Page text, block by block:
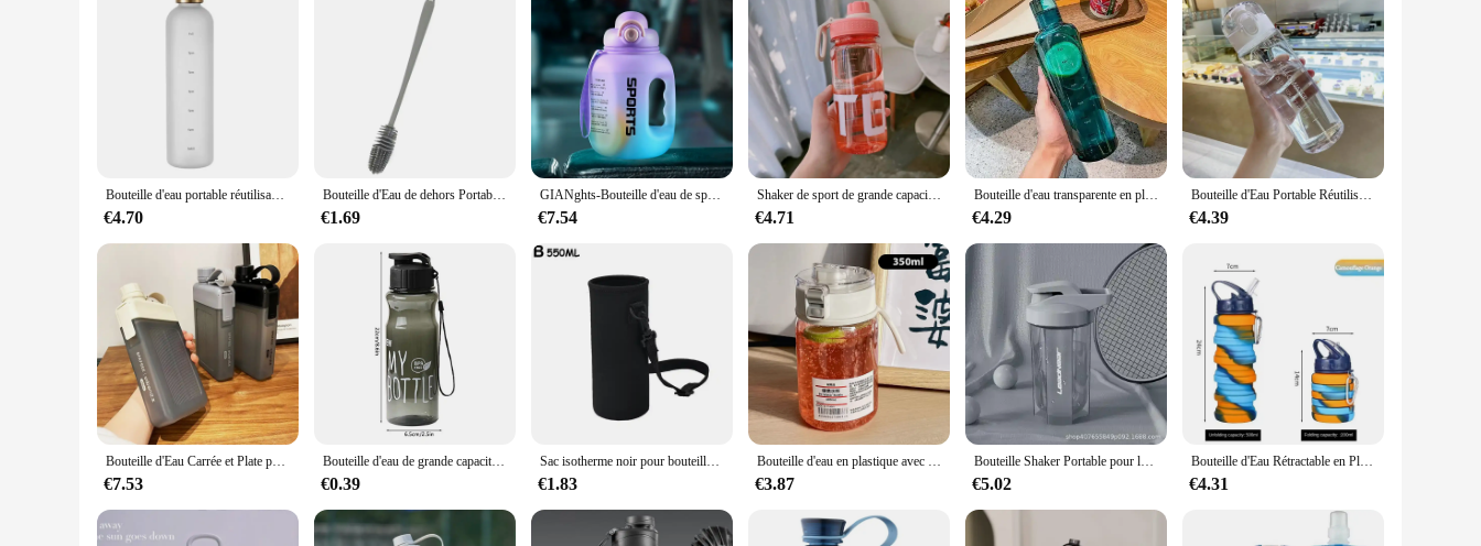
Features:
**Eco-Friendly and Convenient**
The eau hydogene bottles are not just about hydration; they are a statement of environmental consciousness. Made from high-quality, BPA-free plastic, these bottles are designed to be reusable,
reducing the need for single-use plastics and contributing to a greener planet. Their sleek, modern design with a matte finish makes them a stylish addition to any setting, whether it's at home, in the
office, or on the go.
**Durable and Leak-Proof**
Crafted for reliability, the eau hydogene bottles boast a durable, leak-proof construction that ensures your water stays secure and your belongings dry. The robust design stands up to the rigors of daily
use, making them a practical choice for anyone who values convenience without compromising on quality. The 500ml capacity is perfect for staying hydrated throughout the day, whether you're at
work, school, or engaging in outdoor activities.
**Ideal for Wholesale and Vendors**
options to your customers or a vendor looking to stock up on reusable bottles for your retail store, these bottles are an excellent choice. Their versatility and practicality make them a popular choice for
a wide range of scenarios, from promotional events to everyday use.
Bouteille d'eau portable réutilisable en plastique, 1 litre, motivation, sport, HI, marqueur de temps, autocollants, standardisation
€4.70
Bouteille d'Eau de dehors Portable de 380ml, Tasse Carrée Plate, Transparente, pour Voyage, Fitness en Plein Air, Taille A5
€1.69
GIANghts-Bouteille d'eau de sport avec paille, gobelet en plastique portable, grande capacité, voyage en plein air, verres HI
€7.54
Shaker de sport de grande capacité, bouteille d'eau, bouteille de fitness, camping en plein air, escalade, randonnée, bouilloire HI Fashion, nouveau
€4.71
Bouteille d'eau transparente en plastique avec échelle de temps, grande capacité, étanche, goutte, clic de degré, tasse pour sports de plein air, voyage
€4.29
Bouteille d'Eau Portable Réutilisable avec Couvercle Rebondissant pour Enfant et Femme, Gourde de dehors avec Sangle, Cadeau de Fitness, 780ml
€4.39
Bouteille d'Eau Carrée et Plate pour le dehors, Gobelet Portable, Standard, Grande Niche, avec Poignée, pour Ordinateur Portable, HI
€7.53
Bouteille d'eau de grande capacité pour le sport, 03/Boire, Portable, Sûr, Sports, Bons bancs
€0.39
Sac isotherme noir pour bouteille d'eau de sport, étui de tasse, couvercles de tasse, Electrolux, 420 ml-1500ml
€1.83
Bouteille d'eau en plastique avec échelle de temps, portable, transparent, kawaii, sport, tasse pratique, 550 ml, 800ml
€3.87
Bouteille Shaker Portable pour le dehors, Bouteille d'Eau Anti-Fuite pour Gym, Fitness, Entraînement, 500ml, 10000
€5.02
Bouteille d'Eau Rétractable en Plastique et Silicone, Pliable, Haute Température, de Qualité Alimentaire, pour le Cyclisme et le dehors
€4.31